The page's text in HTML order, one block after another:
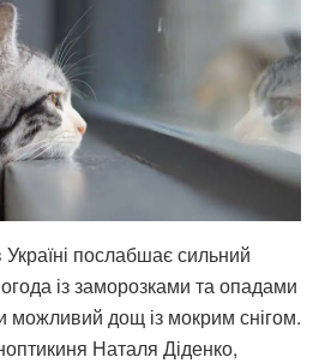
Україні послабшає сильний
із заморозками та опадами
можливий дощ із мокрим снігом.
Наталя Діденко,